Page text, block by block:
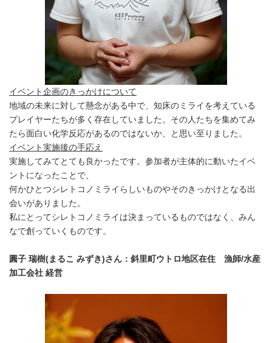
イベント企画のきっかけについて
地域の未来に対して懸念がある中で、知床のミライを考えている
プレイヤーたちが多く存在していました。その人たちを集めてみ
たら面白い化学反応があるのではないか、と思い至りました。
イベント実施後の手応え
実施してみてとても良かったです。参加者が主体的に動いたイベ
ントになったことで、
何かひとつシレトコノミライらしいものやそのきっかけとなる出
会いがありました。
私にとってシレトコノミライは決まっているものではなく、みん
なで創っていくものです。
圓子 瑞樹(まるこ みずき)さん：斜里町ウトロ地区在住 漁師/水産
加工会社 経営